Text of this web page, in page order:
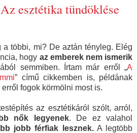
esztétika tündöklése
a többi, mi? De aztán tényleg. Elég
hogy az emberek nem ismerik
semmiben. Írtam már erről „A
” című cikkemben is, példának
fogok körmölni most is.
az esztétikáról szólt, arról,
nők legyenek. De ez valahol
jobb férfiak lesznek.A legtöbb